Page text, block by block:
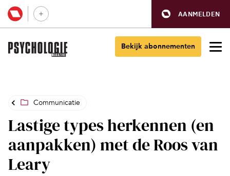
AANMELDEN
Bekijk abonnementen
Communicatie
Lastige types herkennen (en
aanpakken) met de Roos van
Leary